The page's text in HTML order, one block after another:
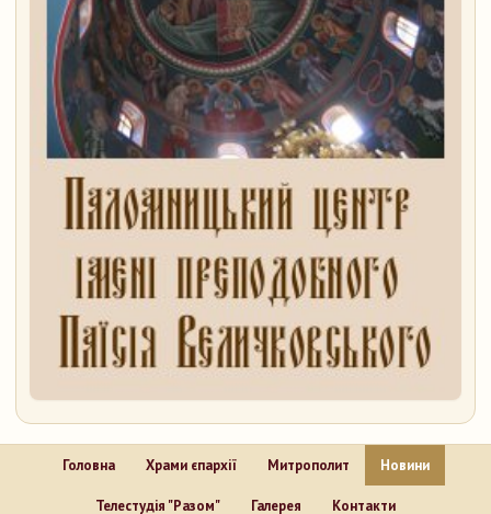
Головна Храми єпархії Митрополит Новини
Телестудія "Разом" Галерея Контакти